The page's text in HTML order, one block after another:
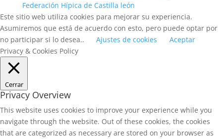
Federación Hípica de Castilla león
Este sitio web utiliza cookies para mejorar su experiencia.
Asumiremos que está de acuerdo con esto, pero puede optar por
no participar si lo desea..
Ajustes de cookies
Aceptar
Privacy & Cookies Policy
Cerrar
Privacy Overview
This website uses cookies to improve your experience while you
navigate through the website. Out of these cookies, the cookies
that are categorized as necessary are stored on your browser as